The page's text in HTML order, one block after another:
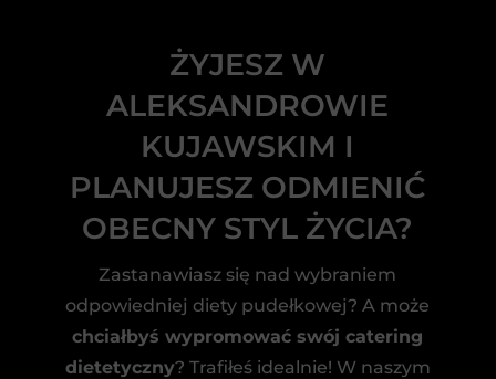
ŻYJESZ W
ALEKSANDROWIE
KUJAWSKIM I
PLANUJESZ ODMIENIĆ
OBECNY STYL ŻYCIA?
Zastanawiasz się nad wybraniem
odpowiedniej diety pudełkowej? A może
chciałbyś wypromować swój catering
dietetyczny? Trafiłeś idealnie! W naszym